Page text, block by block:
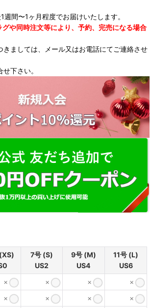
間〜1ヶ月程度でお届けいたします。
や同時注文等により、予約、完売になる場合
きましては、メール又はお電話にてご連絡させ
下さい。
7号 (S)
US2
9号 (M)
US4
11号 (L)
US6
× × ×
×
× × ×
×